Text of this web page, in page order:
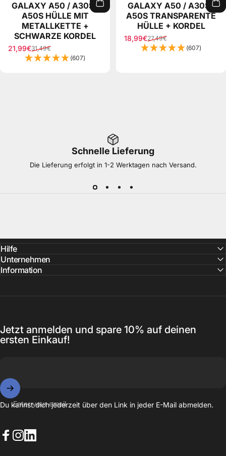
GALAXY A50 / A30S /
A50S HÜLLE MIT
METALLKETTE +
SCHWARZE KORDEL
Sale price
21,99€
Regular price
31,49€
(607)
GALAXY A50 / A30S /
A50S TRANSPARENTE
HÜLLE + KORDEL
Sale price
18,99€
Regular price
27,49€
(607)
Schnelle Lieferung
Die Lieferung erfolgt in 1-2 Werktagen nach Versand.
Hilfe
Unternehmen
Information
Jetzt anmelden und spare 10% auf deinen
ersten Einkauf!
Enter your email
Du kannst dich jederzeit über den Link in jeder E-Mail abmelden.